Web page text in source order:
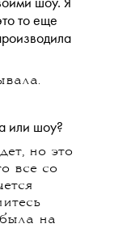
то еще
или шоу?
но это
все со
на